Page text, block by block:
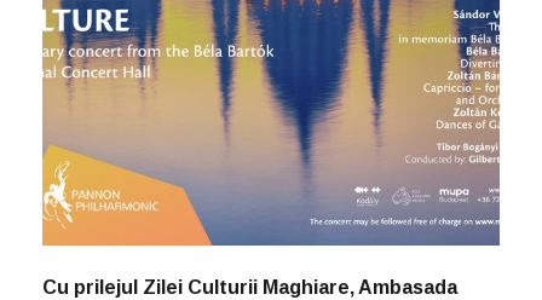
Cu prilejul Zilei Culturii Maghiare, Ambasada